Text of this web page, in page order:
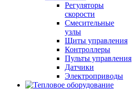
Регуляторы
скорости
Смесительные
узлы
Щиты управления
Контроллеры
Пульты управления
Датчики
Электроприводы